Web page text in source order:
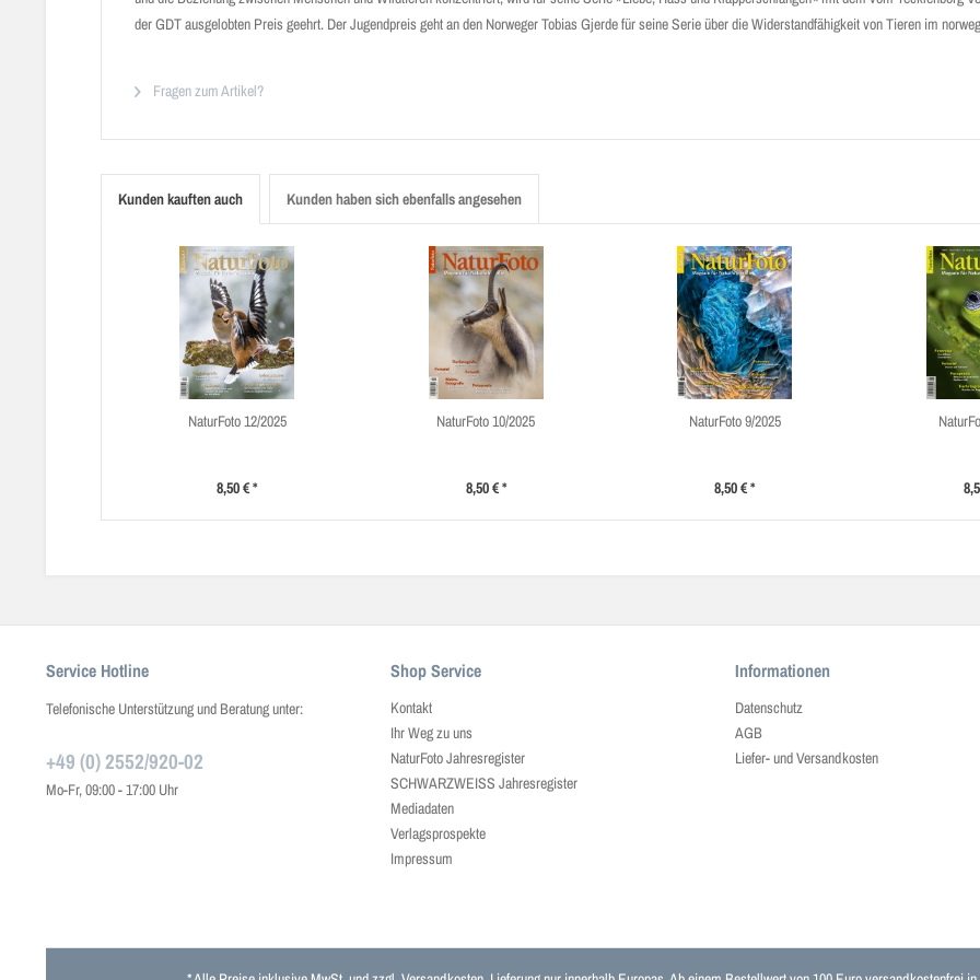
der GDT ausgelobten Preis geehrt. Der Jugendpreis geht an den Norweger Tobias Gjerde für seine Serie über die Widerstandfähigkeit von Tieren im
Fragen zum Artikel?
Kunden kauften auch Kunden haben sich ebenfalls angesehen
NaturFoto 12/2025
8,50 € *
NaturFoto 10/2025
8,50 € *
NaturFoto 9/2025
8,50 € *
Service Hotline
Telefonische Unterstützung und Beratung unter:
+49 (0) 2552/920-02
Mo-Fr, 09:00 - 17:00 Uhr
Shop Service
Kontakt
Ihr Weg zu uns
NaturFoto Jahresregister
SCHWARZWEISS Jahresregister
Mediadaten
Verlagsprospekte
Impressum
Informationen
Datenschutz
AGB
Liefer- und Versandkosten